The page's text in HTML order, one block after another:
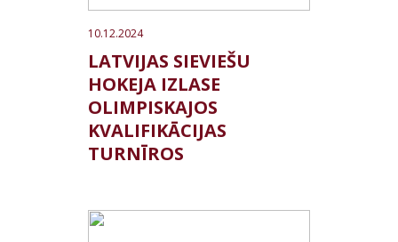
10.12.2024
LATVIJAS SIEVIEŠU
HOKEJA IZLASE
OLIMPISKAJOS
KVALIFIKĀCIJAS
TURNĪROS